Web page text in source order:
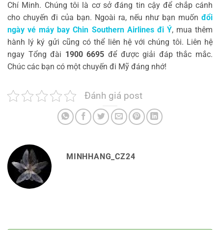
Chí Minh. Chúng tôi là cơ sở đáng tin cậy để chắp cánh
cho chuyến đi của bạn. Ngoài ra, nếu như bạn muốn đổi
ngày vé máy bay Chin Southern Airlinesđi Ý, mua thêm
hành lý ký gửi cũng có thể liên hệ với chúng tôi. Liên hệ
ngay Tổng đài 1900 6695 để được giải đáp thắc mắc.
Chúc các bạn có một chuyến đi Mỹ đáng nhớ!
Đánh giá post
MINHHANG_CZ24